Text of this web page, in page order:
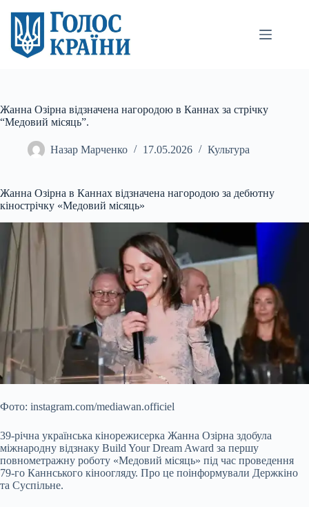
вмісту
Жанна Озірна відзначена нагородою в Каннах за стрічку
“Медовий місяць”.
Назар Марченко 17.05.2026 Культура
Жанна Озірна в Каннах відзначена нагородою за дебютну
кінострічку «Медовий місяць»
Фото: instagram.com/mediawan.officiel
39-річна українська кінорежисерка Жанна Озірна здобула
міжнародну відзнаку Build Your Dream Award за першу
повнометражну роботу «Медовий місяць» під час проведення
79-го Каннського кіноогляду. Про це поінформували Держкіно
та Суспільне.